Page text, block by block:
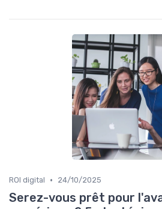
ROI digital • 24/10/2025
Serez-vous prêt pour